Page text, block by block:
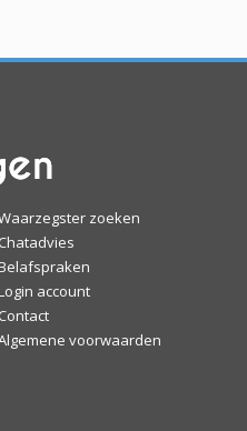
zoeken
Chatadvies
account
Contact
voorwaarden